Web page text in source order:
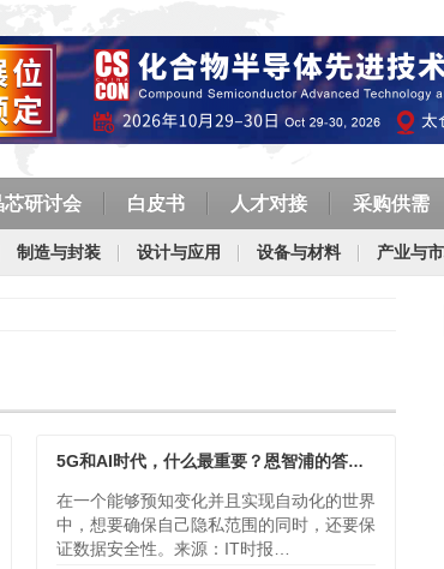
芯研讨会 白皮书 人才对接 采购供需
制造与封装 设计与应用 设备与材料 产业与
5G和AI时代，什么最重要？恩智浦的答案是“安全”
在一个能够预知变化并且实现自动化的世界
中，想要确保自己隐私范围的同时，还要保
证数据安全性。来源：IT时报…